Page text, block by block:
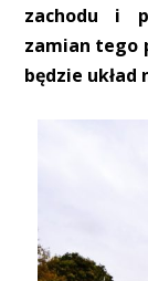
zachodu i
zamian tego
będzie